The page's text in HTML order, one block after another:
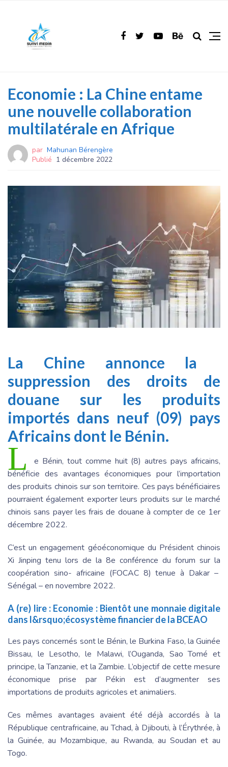
Economie : La Chine entame
une nouvelle collaboration
multilatérale en Afrique
par Mahunan Bérengère
Publié 1 décembre 2022
La Chine annonce la
suppression des droits de
douane sur les produits
importés dans neuf (09) pays
Africains dont le Bénin.
L
e Bénin, tout comme huit (8) autres pays africains,
bénéficie des avantages économiques pour l’importation
des produits chinois sur son territoire. Ces pays bénéficiaires
pourraient également exporter leurs produits sur le marché
chinois sans payer les frais de douane à compter de ce 1er
décembre 2022.
C’est un engagement géoéconomique du Président chinois
Xi Jinping tenu lors de la 8e conférence du forum sur la
coopération sino- africaine (FOCAC 8) tenue à Dakar –
Sénégal – en novembre 2022.
A (re) lire : Economie : Bientôt une monnaie digitale
dans l&rsquo;écosystème financier de la BCEAO
Les pays concernés sont le Bénin, le Burkina Faso, la Guinée
Bissau, le Lesotho, le Malawi, l’Ouganda, Sao Tomé et
principe, la Tanzanie, et la Zambie. L’objectif de cette mesure
économique prise par Pékin est d’augmenter ses
importations de produits agricoles et animaliers.
Ces mêmes avantages avaient été déjà accordés à la
République centrafricaine, au Tchad, à Djibouti, à l’Érythrée, à
la Guinée, au Mozambique, au Rwanda, au Soudan et au
Togo.